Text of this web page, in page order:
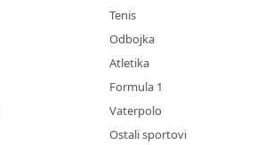
Tenis
Odbojka
Atletika
Formula 1
Vaterpolo
Ostali sportovi